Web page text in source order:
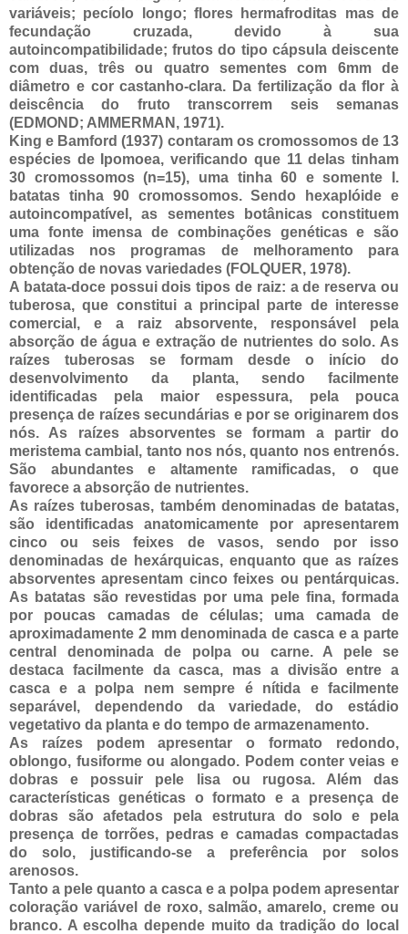
variáveis; pecíolo longo; flores hermafroditas mas de
fecundação cruzada, devido à sua
autoincompatibilidade; frutos do tipo cápsula deiscente
com duas, três ou quatro sementes com 6mm de
diâmetro e cor castanho-clara. Da fertilização da flor à
deiscência do fruto transcorrem seis semanas
(EDMOND; AMMERMAN, 1971).
King e Bamford (1937) contaram os cromossomos de 13
espécies de Ipomoea, verificando que 11 delas tinham
30 cromossomos (n=15), uma tinha 60 e somente I.
batatas tinha 90 cromossomos. Sendo hexaplóide e
autoincompatível, as sementes botânicas constituem
uma fonte imensa de combinações genéticas e são
utilizadas nos programas de melhoramento para
obtenção de novas variedades (FOLQUER, 1978).
A batata-doce possui dois tipos de raiz: a de reserva ou
tuberosa, que constitui a principal parte de interesse
comercial, e a raiz absorvente, responsável pela
absorção de água e extração de nutrientes do solo. As
raízes tuberosas se formam desde o início do
desenvolvimento da planta, sendo facilmente
identificadas pela maior espessura, pela pouca
presença de raízes secundárias e por se originarem dos
nós. As raízes absorventes se formam a partir do
meristema cambial, tanto nos nós, quanto nos entrenós.
São abundantes e altamente ramificadas, o que
favorece a absorção de nutrientes.
As raízes tuberosas, também denominadas de batatas,
são identificadas anatomicamente por apresentarem
cinco ou seis feixes de vasos, sendo por isso
denominadas de hexárquicas, enquanto que as raízes
absorventes apresentam cinco feixes ou pentárquicas.
As batatas são revestidas por uma pele fina, formada
por poucas camadas de células; uma camada de
aproximadamente 2 mm denominada de casca e a parte
central denominada de polpa ou carne. A pele se
destaca facilmente da casca, mas a divisão entre a
casca e a polpa nem sempre é nítida e facilmente
separável, dependendo da variedade, do estádio
vegetativo da planta e do tempo de armazenamento.
As raízes podem apresentar o formato redondo,
oblongo, fusiforme ou alongado. Podem conter veias e
dobras e possuir pele lisa ou rugosa. Além das
características genéticas o formato e a presença de
dobras são afetados pela estrutura do solo e pela
presença de torrões, pedras e camadas compactadas
do solo, justificando-se a preferência por solos
arenosos.
Tanto a pele quanto a casca e a polpa podem apresentar
coloração variável de roxo, salmão, amarelo, creme ou
branco. A escolha depende muito da tradição do local